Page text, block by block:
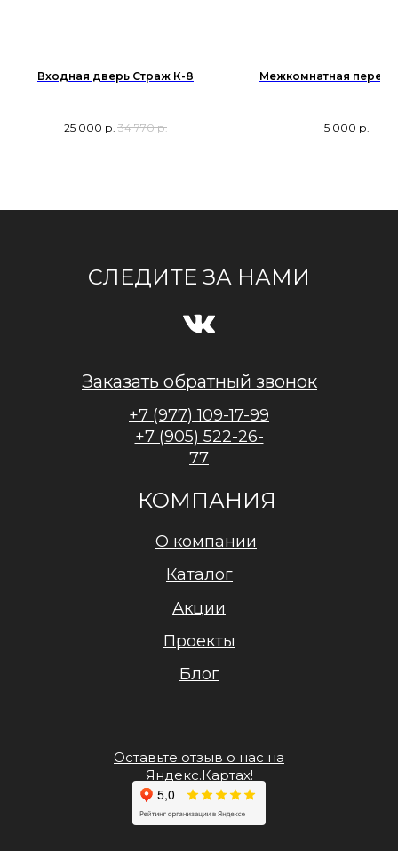
Входная дверь Страж К-8
25 000 р. 34 770 р.
Межкомнатная
5 000 р.
СЛЕДИТЕ ЗА НАМИ
КОМПАНИЯ
+7 (977) 109-17-99
+7 (905) 522-26-
77
О компании
Каталог
Акции
Оставьте отзыв о нас на
Яндекс.Картах!
Проекты
Заказать обратный звонок
Блог